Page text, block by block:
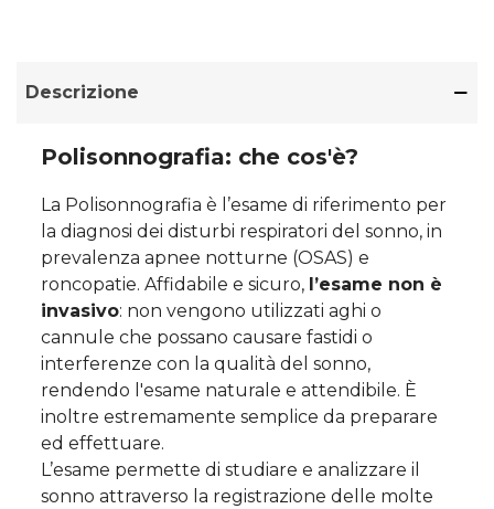
Descrizione
Polisonnografia: che cos'è?
La Polisonnografia è l’esame di riferimento per
la diagnosi dei disturbi respiratori del sonno, in
prevalenza apnee notturne (OSAS) e
roncopatie. Affidabile e sicuro, l’esame non è
invasivo: non vengono utilizzati aghi o
cannule che possano causare fastidi o
interferenze con la qualità del sonno,
rendendo l'esame naturale e attendibile. È
inoltre estremamente semplice da preparare
ed effettuare.
L’esame permette di studiare e analizzare il
sonno attraverso la registrazione delle molte